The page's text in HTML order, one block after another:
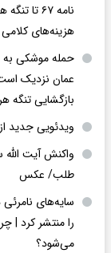
نامه ۶۷
هزینه‌های
حمله موشکی به
عمان نزدیک
بازگشایی تنگه هرمز ۶۰
ویدئویی جدید
واکنش آیت
طلب/ عکس
سایه‌های
را منتشر کرد |
می‌شود؟